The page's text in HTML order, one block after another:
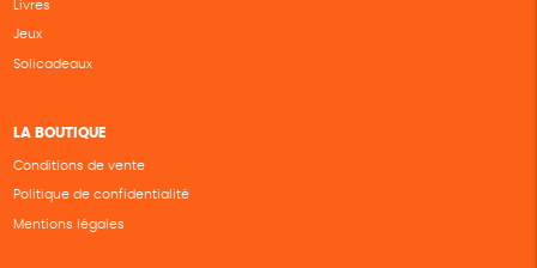
Livres
Jeux
Solicadeaux
LA BOUTIQUE
Conditions de vente
Politique de confidentialité
Mentions légales